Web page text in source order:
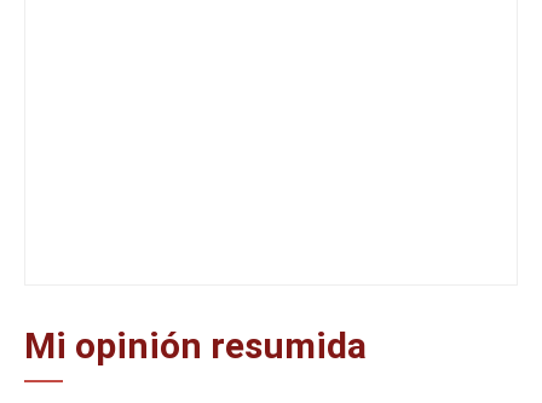
Mi opinión resumida